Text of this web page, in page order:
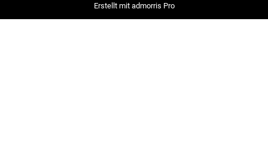
Erstellt mit admorris Pro